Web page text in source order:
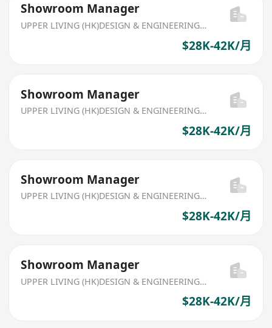
Showroom Manager
UPPER LIVING (HK)DESIGN & ENGINEERING LIMITED
$28K-42K/月
Showroom Manager
UPPER LIVING (HK)DESIGN & ENGINEERING LIMITED
$28K-42K/月
Showroom Manager
UPPER LIVING (HK)DESIGN & ENGINEERING LIMITED
$28K-42K/月
Showroom Manager
UPPER LIVING (HK)DESIGN & ENGINEERING LIMITED
$28K-42K/月